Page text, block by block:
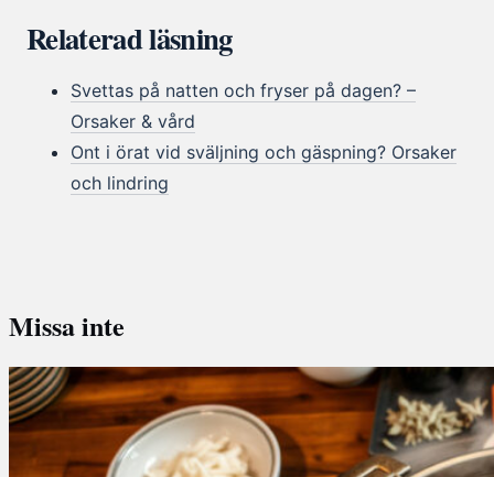
Relaterad läsning
Svettas på natten och fryser på dagen? –
Orsaker & vård
Ont i örat vid sväljning och gäspning? Orsaker
och lindring
Missa inte